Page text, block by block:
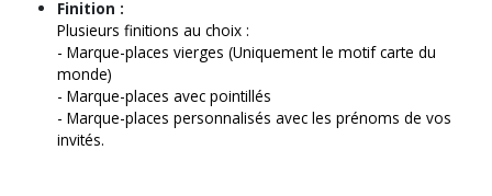
Finition :
Plusieurs finitions au choix :
- Marque-places vierges (Uniquement le motif carte du
monde)
- Marque-places avec pointillés
- Marque-places personnalisés avec les prénoms de vos
invités.